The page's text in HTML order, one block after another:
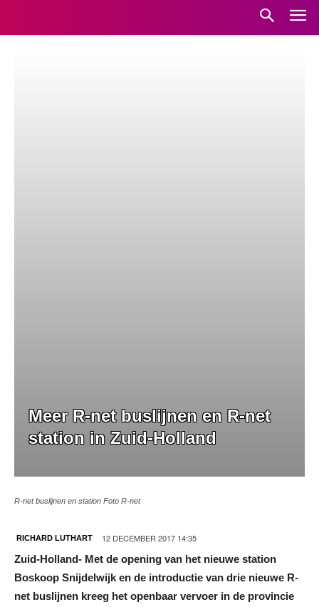
Meer R-net buslijnen en R-net
station in Zuid-Holland
R-net buslijnen en station Foto R-net
RICHARD LUTHART 12 DECEMBER 2017 14:35
Zuid-Holland- Met de opening van het nieuwe station
Boskoop Snijdelwijk en de introductie van drie nieuwe R-
net buslijnen kreeg het openbaar vervoer in de provincie